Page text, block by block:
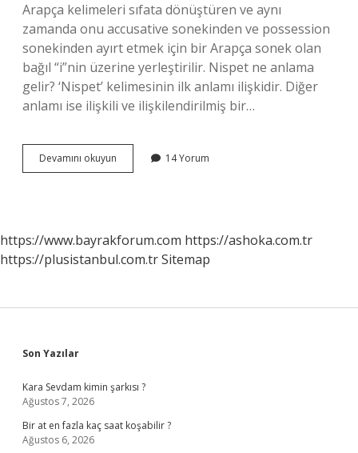
Arapça kelimeleri sıfata dönüştüren ve aynı
zamanda onu accusative sonekinden ve possession
sonekinden ayırt etmek için bir Arapça sonek olan
bağıl “i”nin üzerine yerleştirilir. Nispet ne anlama
gelir? ‘Nispet’ kelimesinin ilk anlamı ilişkidir. Diğer
anlamı ise ilişkili ve ilişkilendirilmiş bir…
Devamını okuyun
Isi
14 Yorum
https://www.bayrakforum.com https://ashoka.com.tr
https://plusistanbul.com.trSitemap
Sidebar
Son Yazılar
Kara Sevdam kimin şarkısı ?
Ağustos 7, 2026
Bir at en fazla kaç saat koşabilir ?
Ağustos 6, 2026